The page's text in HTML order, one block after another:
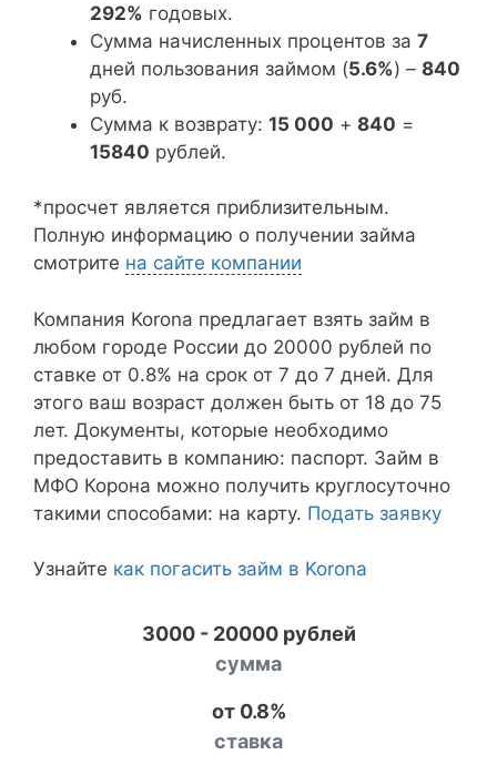
292% годовых.
Сумма начисленных процентов за 7
дней пользования займом (5.6%) – 840
руб.
Сумма к возврату: 15 000 + 840 =
15840 рублей.
*просчет является приблизительным.
Полную информацию о получении займа
смотрите на сайте компании
Компания Korona предлагает взять займ в
любом городе России до 20000 рублей по
ставке от 0.8% на срок от 7 до 7 дней. Для
этого ваш возраст должен быть от 18 до 75
лет. Документы, которые необходимо
предоставить в компанию: паспорт. Займ в
МФО Корона можно получить круглосуточно
такими способами: на карту. Подать заявку
Узнайте как погасить займ в Korona
3000 - 20000 рублей
сумма
от 0.8%
ставка